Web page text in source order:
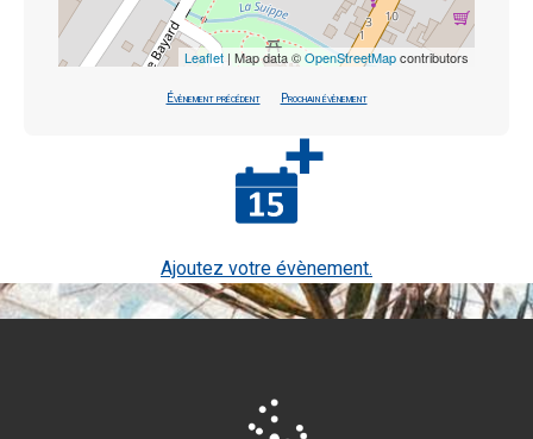
Leaflet| Map data ©OpenStreetMapcontributors
Évènement précédent Prochain évènement
Ajoutez votre évènement.